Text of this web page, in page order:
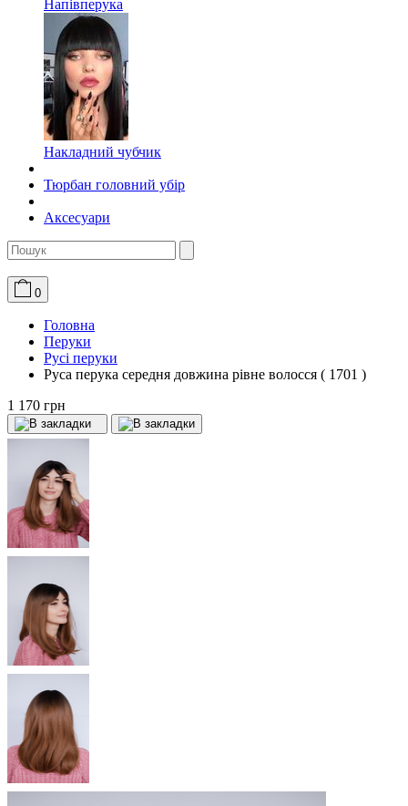
Напівперука
Накладний чубчик
Тюрбан головний убір
Аксесуари
0
Головна
Перуки
Русі перуки
Руса перука середня довжина рівне волосся ( 1701 )
1 170 грн